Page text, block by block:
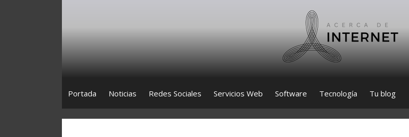
Portada Noticias Redes Sociales Servicios Web Software Tecnología Tu blog